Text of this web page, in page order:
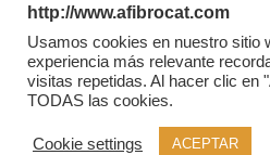
Copyright ©
http://www.afibrocat.com
Usamos cookies en nuestro sitio
experiencia más relevante
visitas repetidas. Al hacer clic en
TODAS las cookies.
Cookie settings ACEPTAR